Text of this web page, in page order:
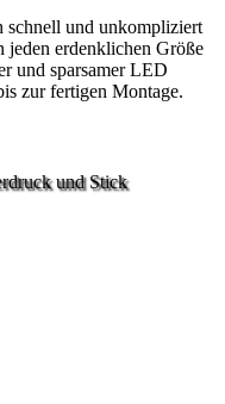
schnell und unkompliziert
jeden erdenklichen Größe
und sparsamer LED
zur fertigen Montage.
und Stick